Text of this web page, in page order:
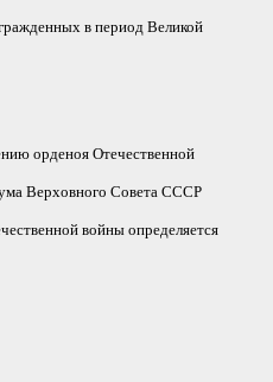
в период Великой
орденоя Отечественной
Верховного Совета СССР
войны определяется